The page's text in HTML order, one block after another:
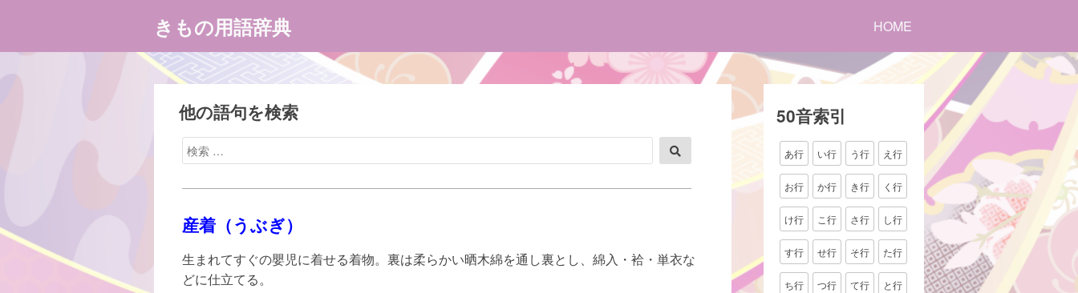
テ
きもの用語辞典 HOME
他の語句を検索
検
索
象:
索
産着（うぶぎ）
生まれてすぐの嬰児に着せる着物。裏は柔らかい晒木綿を通し裏とし、綿入・袷・単衣な
どに仕立てる。
50音索引
あ行 い行 う行 え行
お行 か行 き行 く行
け行 こ行 さ行 し行
す行 せ行 そ行 た行
ち行 つ行 て行 と行